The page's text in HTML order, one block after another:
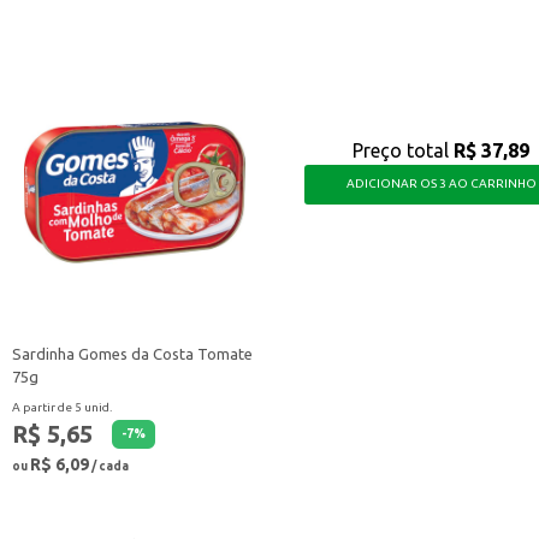
Sardinha Gomes da Costa Tomate
75g
A partir de 5 unid.
R$ 5,65 -7%
ou R$ 6,09/ cada
Preço total R$ 37,89
ADICIONAR OS 3 AO CARRINHO